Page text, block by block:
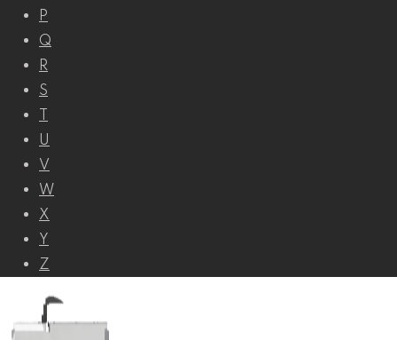
P
Q
R
S
U
V
W
X
Y
Z